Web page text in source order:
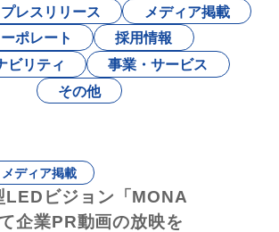
プレスリリース
メディア掲載
ポレート
採用情報
ビリティ
事業・サービス
その他
メディア掲載
LEDビジョン「MONA
企業PR動画の放映を